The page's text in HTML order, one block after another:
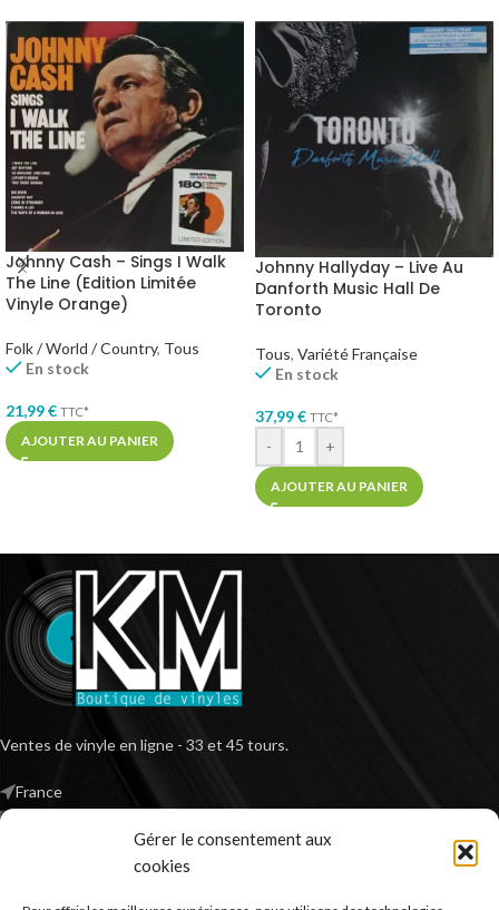
Gérer le consentement aux
cookies
Johnny Cash – Sings I Walk
The Line (Edition Limitée
Vinyle Orange)
Folk / World / Country, Tous
En stock
21,99€ TTC*
AJOUTER AU PANIER
Johnny Hallyday – Live Au
Danforth Music Hall De
Toronto
Tous, Variété Française
En stock
37,99€ TTC*
- +
AJOUTER AU PANIER
Ventes de vinyle en ligne - 33 et 45 tours.
France